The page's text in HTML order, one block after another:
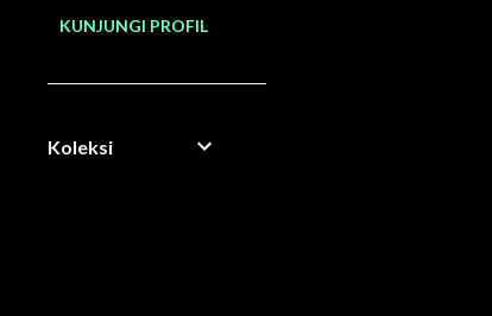
KUNJUNGI PROFIL
Koleksi